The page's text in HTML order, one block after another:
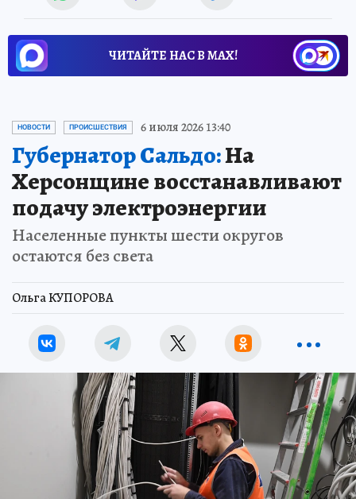
ЧИТАЙТЕ НАС В МАХ!
НОВОСТИ ПРОИСШЕСТВИЯ 6 июля 2026 13:40
Губернатор Сальдо:На
Херсонщине восстанавливают
подачу электроэнергии
Населенные пункты шести округов
остаются без света
Ольга КУПОРОВА